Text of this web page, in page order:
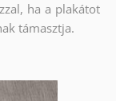
ha a plakátot
támasztja.